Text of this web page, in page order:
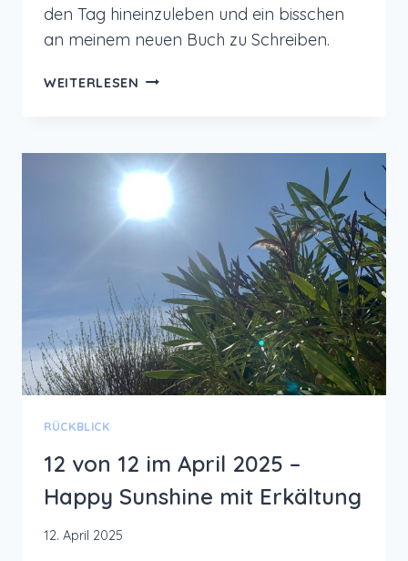
den Tag hineinzuleben und ein bisschen
an meinem neuen Buch zu Schreiben.
WEITERLESEN 12
NOVEMBER
2025
BACK
RÜCKBLICK
12 von 12 im April 2025 –
Happy Sunshine mit Erkältung
12. April 2025